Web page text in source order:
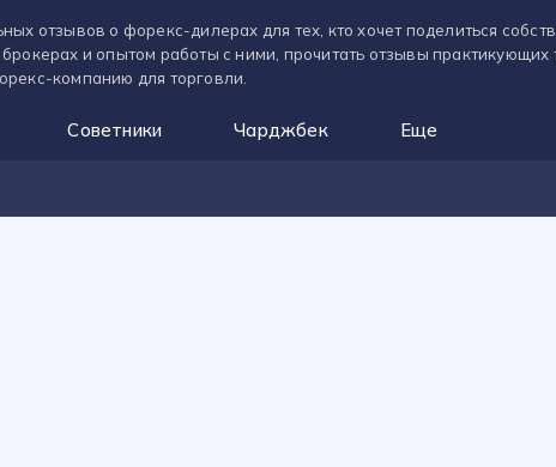
отзывов о форекс-дилерах для тех, кто хочет поделиться
и опытом работы с ними, прочитать отзывы практикующих
компанию для торговли.
Советники Чарджбек Еще